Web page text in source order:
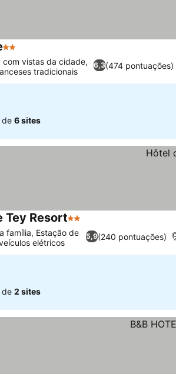
2 Estrelas
6,3(474 pontuações)
com vistas da cidade,
tradicionais
de 6 sites
Tey Resort2 Estrelas
5,9(240 pontuações)
família, Estação de
elétricos
de 2 sites